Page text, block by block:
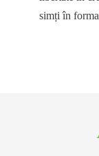
simți în